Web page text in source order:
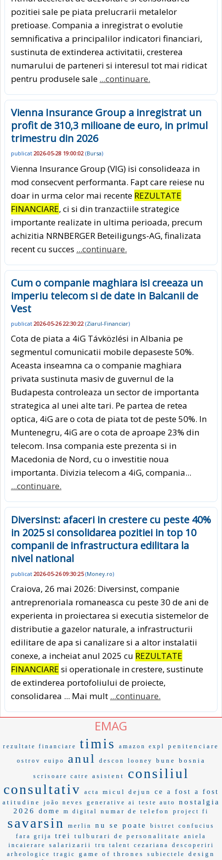
pozitiei sale pe piata prelucrarii metalelor
pretioase. Compania a inregistrat o evolutie
semnificativa a principalilor indicatori financiari,
sustinuta de extinderea activitatii, cresterea
numarului de parteneri si interesul tot mai ridicat
pentru produsele sale ...continuare.
Vienna Insurance Group a inregistrat un
profit de 310,3 milioane de euro, in primul
trimestru din 2026
publicat 2026-05-28 19:00:02 (Bursa)
Vienna Insurance Group (VIG) isi consolideaza in
mod consecvent performanta. Fapt care reiese nu
doar in urma celor mai recente REZULTATE
FINANCIARE, ci si din tranzactiile strategice
importante realizate in ultima perioada, precum
achizitia NRNBERGER Beteiligungs-AG, finalizata
recent cu succes ...continuare.
Cum o companie maghiara isi creeaza un
imperiu telecom si de date in Balcanii de
Vest
publicat 2026-05-26 22:30:22 (Ziarul-Financiar)
Cota de piata a 4iG Távközlési in Albania pe
segmentul comunicatii mobile depaseste 50%.
Aceasta inseamna ca o companie maghiara
privata sustinuta masiv de guvernul de la
Budapesta controleaza un sector de importanta
strategica al unei alte tari. Pe partea de retea
optica, 4iG are o cota de piata tot de peste 50%. In
Muntenegru, 4iG are o cota de aproape 23% din
telecom. Insa compania este prezenta si in
Macedonia de Nord, cu o investitie noua
importanta. Divizia telecom a 4iG, compania...
...continuare.
Diversinst: afaceri in crestere cu peste 40%
in 2025 si consolidarea pozitiei in top 10
companii de infrastructura edilitara la
nivel national
publicat 2026-05-26 09:30:25(Money.ro)
Craiova, 26 mai 2026: Diversinst, companie
antreprenoriala romaneasca cu peste 30 de ani de
experienta in proiectarea si executia sistemelor de
distributie a gazelor naturale, a infrastructurii
edilitare de apa si canalizare si a altor instalatii
conexe, a incheiat anul 2025 cu REZULTATE
FINANCIARE si operationale in crestere, sustinute
de extinderea portofoliului de proiecte,
consolidarea ... Mai mult ...continuare.
EMAG
rezultate financiare timis amazon expl penitenciare
ostrov euipo anul descon looney bune bosnia
scrisoare catre asistent
consiliul
consultativ
acta micul dejun
ce a fost a fost
atitudine
joão neves generative ai teste auto
nostalgia
2026
dome m digital numar de telefon project fi
savarsin merlin nu se poate bistret
confucius
fara grija
trei tulburari de personalitate
aniela
incaierare
salarizarii tru talent cezariana
descoperiri
arheologice
tragic game of thrones subiectele design